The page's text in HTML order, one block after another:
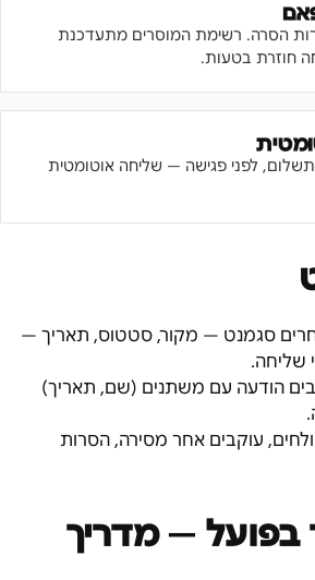
הסרה. רשימת המוסרים מתעדכנת
חוזרת בטעות.
תשלום, לפני פגישה — שליחה אוטומטית
סגמנט — מקור, סטטוס, תאריך —
שליחה.
הודעה עם משתנים (שם, תאריך)
עוקבים אחר מסירה, הסרות
בפועל — מדריך